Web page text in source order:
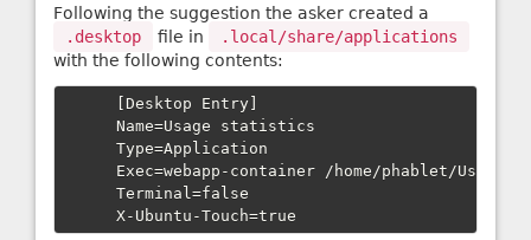
Following the suggestion the asker created a
.desktop
file in
.local/share/applications
with the following contents:
[Desktop Entry]
Name=Usage statistics
Type=Application
Exec=webapp-container /home/phablet/Usage/
Terminal=false
X-Ubuntu-Touch=true